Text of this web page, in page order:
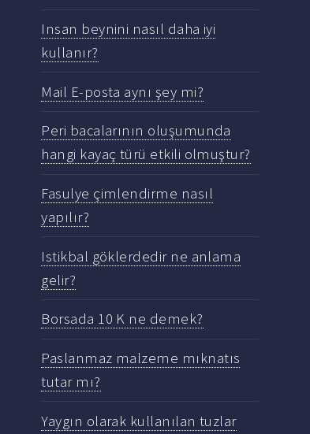
Insan beynini nasıl daha iyi
kullanır?
Mail E-posta aynı şey mi?
Peri bacalarının oluşumunda
hangi kayaç türü etkili olmuştur?
Fasulye çimlendirme nasıl
yapılır?
Istikbal göklerdedir ne anlama
gelir?
Borsada 10 K ne demek?
Paslanmaz malzeme mıknatıs
tutar mı?
Yaygın olarak kullanılan tuzlar